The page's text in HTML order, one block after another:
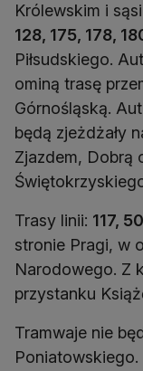
Królewskim i
128, 175, 178,
Piłsudskiego.
ominą trasę
Górnośląską.
będą zjeżdżały
Zjazdem, Dobrą
Trasy linii: 117,
stronie Pragi, w
Narodowego. Z
przystanku
Tramwaje nie